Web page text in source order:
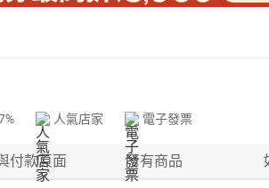
人氣店家 電子發票
付款頁面 所有商品